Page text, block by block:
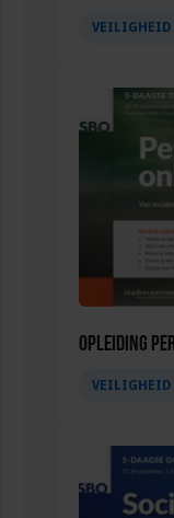
VEILIGHEID
Opleiding
VEILIGHEID